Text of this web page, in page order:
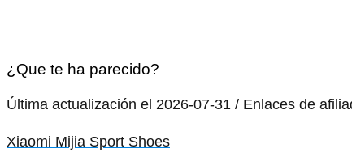
¿Que te ha parecido?
Última actualización el 2026-07-31 / Enlaces de
Xiaomi Mijia Sport Shoes